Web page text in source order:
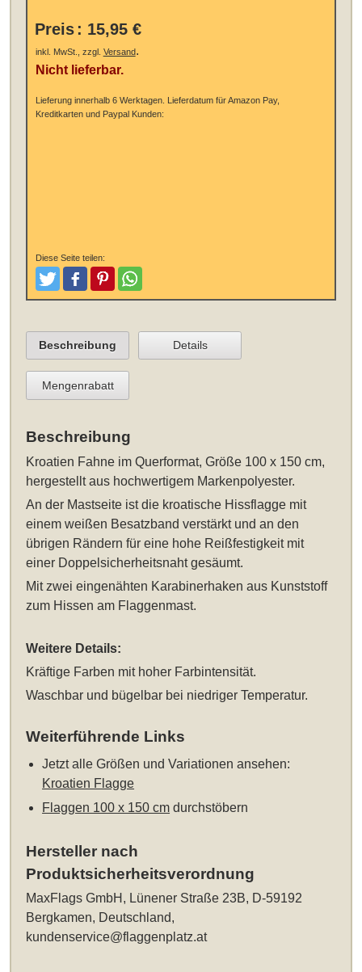
Preis : 15,95 €
inkl. MwSt., zzgl. Versand.
Nicht lieferbar.
Lieferung innerhalb 6 Werktagen. Lieferdatum für Amazon Pay,
Kreditkarten und Paypal Kunden:
Diese Seite teilen:
TweetenPostenPinterestTeilen
Beschreibung Details
Mengenrabatt
Beschreibung
Kroatien Fahne im Querformat, Größe 100 x 150 cm,
hergestellt aus hochwertigem Markenpolyester.
An der Mastseite ist die kroatische Hissflagge mit
einem weißen Besatzband verstärkt und an den
übrigen Rändern für eine hohe Reißfestigkeit mit
einer Doppelsicherheitsnaht gesäumt.
Mit zwei eingenähten Karabinerhaken aus Kunststoff
zum Hissen am Flaggenmast.
Weitere Details:
Kräftige Farben mit hoher Farbintensität.
Waschbar und bügelbar bei niedriger Temperatur.
Weiterführende Links
Jetzt alle Größen und Variationen ansehen:
Kroatien Flagge
Flaggen 100 x 150 cm durchstöbern
Hersteller nach
Produktsicherheitsverordnung
MaxFlags GmbH, Lünener Straße 23B, D-59192
Bergkamen, Deutschland,
kundenservice@flaggenplatz.at